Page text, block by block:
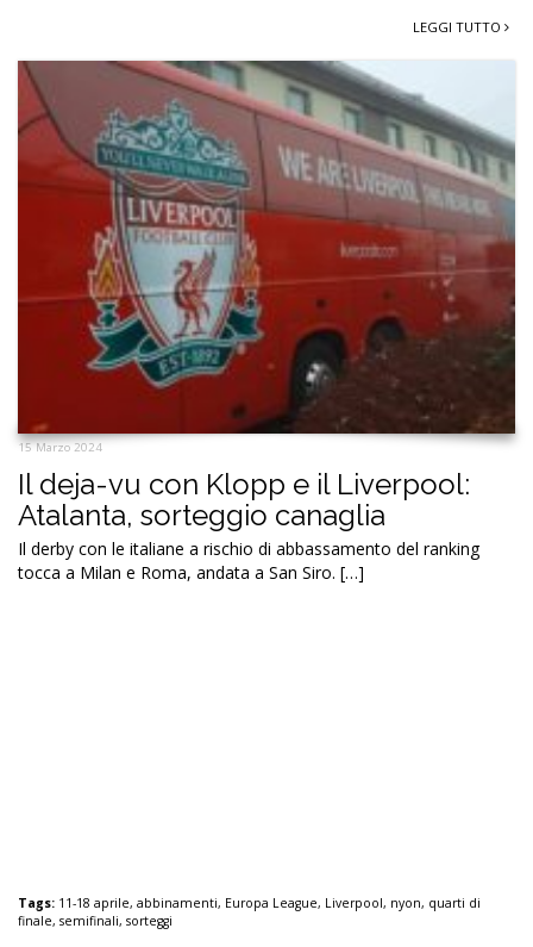
LEGGI TUTTO
15 Marzo 2024
Il deja-vu con Klopp e il Liverpool:
Atalanta, sorteggio canaglia
Il derby con le italiane a rischio di abbassamento del ranking
tocca a Milan e Roma, andata a San Siro. […]
Tags: 11-18 aprile, abbinamenti, Europa League, Liverpool, nyon, quarti di
finale, semifinali, sorteggi